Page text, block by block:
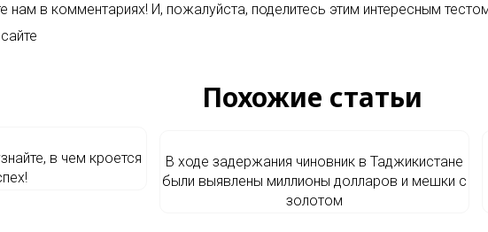
в комментариях! И, пожалуйста, поделитесь этим интересным
Похожие статьи
в чем кроется
В ходе задержания чиновник в Таджикистане
были выявлены миллионы долларов и мешки с
золотом